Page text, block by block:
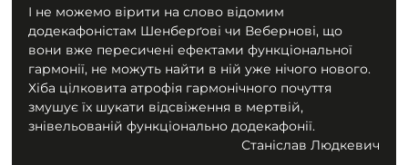
І не можемо вірити на слово відомим
додекафоністам Шенберґові чи Вебернові, що
вони вже пересичені ефектами функціональної
гармонії, не можуть найти в ній уже нічого нового.
Хіба цілковита атрофія гармонічного почуття
змушує їх шукати відсвіження в мертвій,
знівельованій функціонально додекафонії.
Станіслав Людкевич